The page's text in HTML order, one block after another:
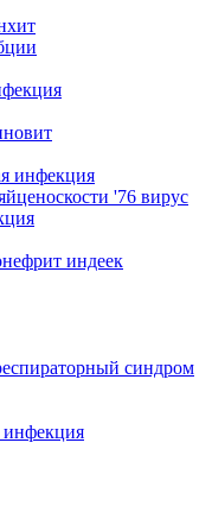
инфекция
'76 вирус
индеек
синдром
инфекция